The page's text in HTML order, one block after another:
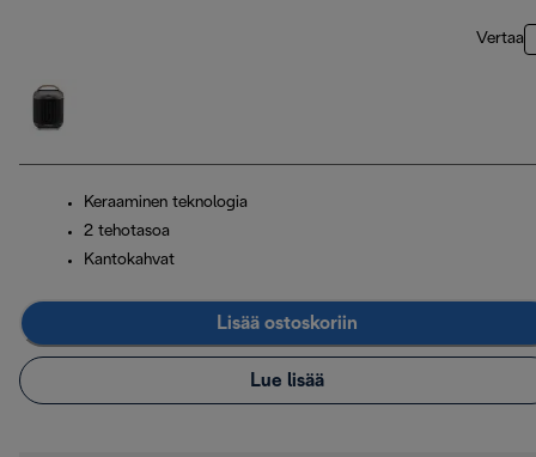
Vertaa
Keraaminen teknologia
2 tehotasoa
Kantokahvat
Lisää ostoskoriin
Lue lisää